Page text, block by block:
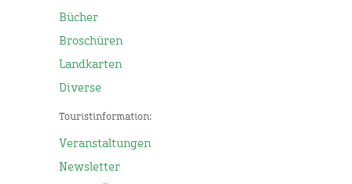
Bücher
Broschüren
Landkarten
Diverse
Touristinformation:
Veranstaltungen
Newsletter